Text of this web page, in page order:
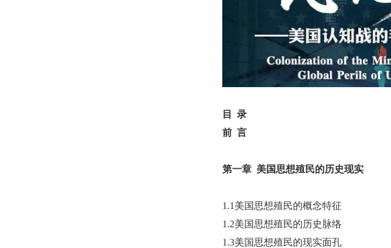
目
录
前 言
第一章 美国思想殖民的历史现实
1.1美国思想殖民的概念特征
1.2美国思想殖民的历史脉络
1.3美国思想殖民的现实面孔